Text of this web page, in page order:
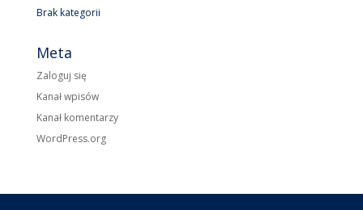
Brak kategorii
Meta
Zaloguj się
Kanał wpisów
Kanał komentarzy
WordPress.org